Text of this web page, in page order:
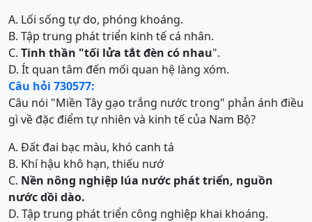
A. Lối sống tự do, phóng khoáng.
B. Tập trung phát triển kinh tế cá nhân.
C. Tinh thần "tối lửa tắt đèn có nhau".
D. Ít quan tâm đến mối quan hệ làng xóm.
Câu hỏi 730577:
Câu nói "Miền Tây gạo trắng nước trong" phản ánh điều
gì về đặc điểm tự nhiên và kinh tế của Nam Bộ?
A. Đất đai bạc màu, khó canh tá
B. Khí hậu khô hạn, thiếu nướ
C. Nền nông nghiệp lúa nước phát triển, nguồn
nước dồi dào.
D. Tập trung phát triển công nghiệp khai khoáng.